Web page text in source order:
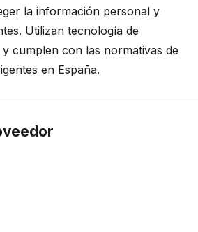
la información personal y
Utilizan tecnología de
cumplen con las normativas de
en España.